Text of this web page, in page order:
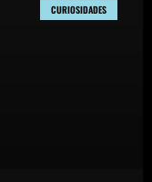
CURIOSIDADES